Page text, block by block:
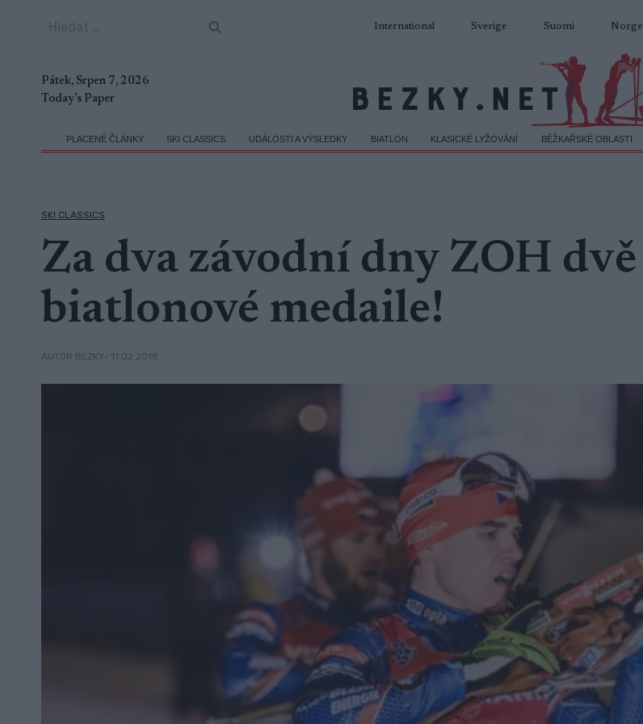
International Sverige Suomi Norge
Pátek, Srpen 7, 2026
Today's Paper
PLACENÉ ČLÁNKY SKI CLASSICS UDÁLOSTI A VÝSLEDKY BIATLON KLASICKÉ LYŽOVÁNÍ BĚŽKAŘSKÉ OBLASTI
SKI CLASSICS
Za dva závodní dny ZOH dvě
biatlonové medaile!
AUTOR BEZKY• 11.02.2018